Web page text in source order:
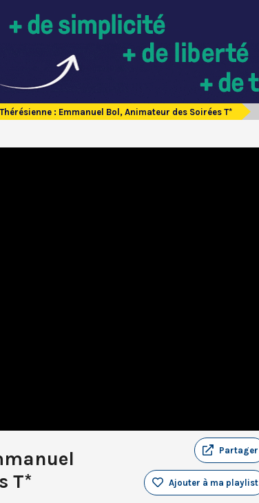
: Emmanuel Bol, Animateur des Soirées T*
T*
Partager
Ajouter à ma playlist